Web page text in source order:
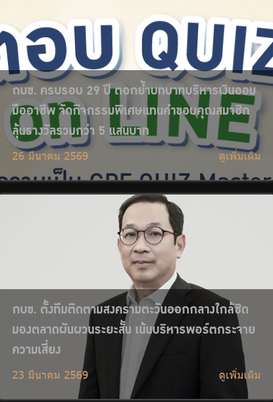
กบข. ตั้งทีมติดตามสงครามตะวันออกกลางใกล้ชิด
มองตลาดผันผวนระยะสั้น เน้นบริหารพอร์ตกระจาย
ความเสี่ยง
23 มีนาคม 2569 ดูเพิ่มเติม
กบข. เป็นเจ้าภาพพระพิธีธรรมสวดพระอภิธรรม
พระบรมศพ สมเด็จพระนางเจ้าสิริกิติ์ พระบรม
ราชินีนาถ พระบรมราชชนนีพันปีหลวง
18 มีนาคม 2569 ดูเพิ่มเติม